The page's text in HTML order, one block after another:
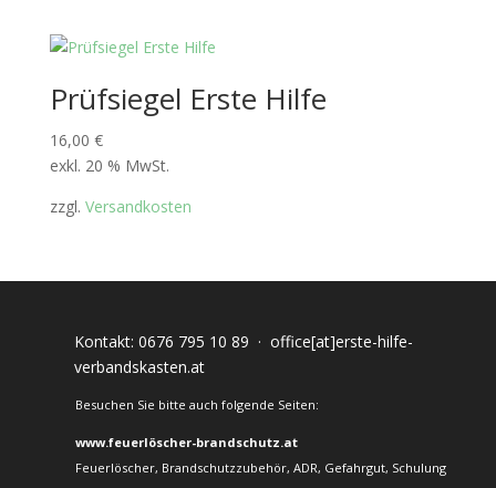
Prüfsiegel Erste Hilfe
16,00 €
exkl. 20 % MwSt.
zzgl. Versandkosten
Kontakt: 0676 795 10 89 · office[at]erste-hilfe-
verbandskasten.at
Besuchen Sie bitte auch folgende Seiten:
www.feuerlöscher-brandschutz.at
Feuerlöscher, Brandschutzzubehör, ADR, Gefahrgut, Schulung